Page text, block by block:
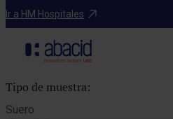
Ir a HM Hospitales
Catálogo de pruebas
Tipo de muestra:
Suero